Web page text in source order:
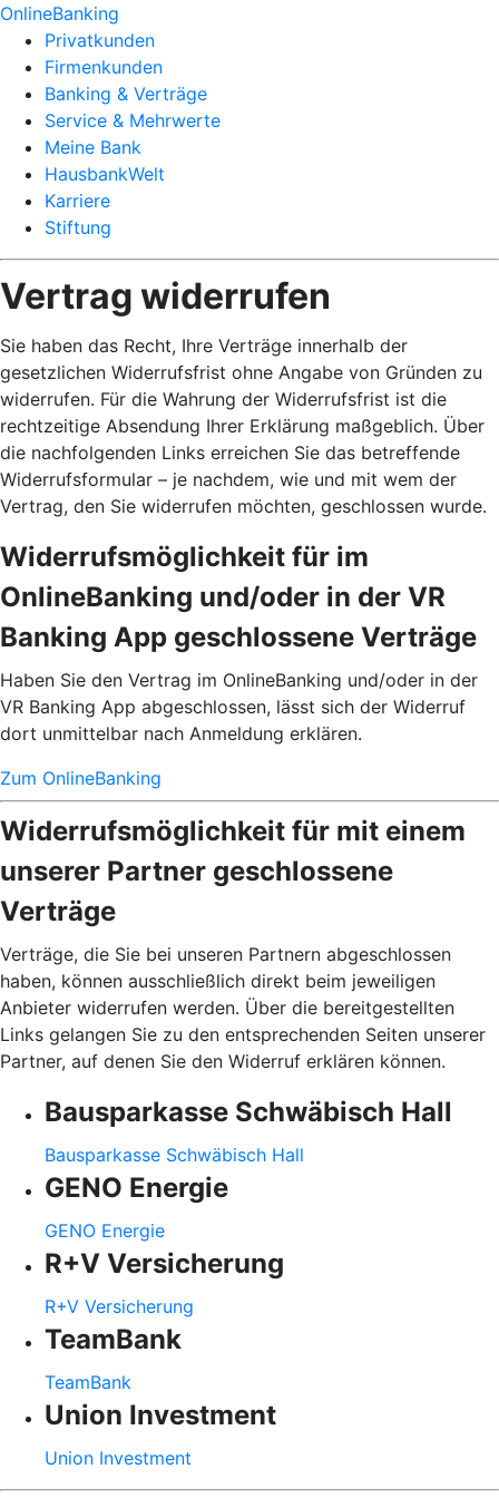
OnlineBanking
Privatkunden
Firmenkunden
Banking & Verträge
Service & Mehrwerte
Meine Bank
HausbankWelt
Karriere
Stiftung
Vertrag widerrufen
Sie haben das Recht, Ihre Verträge innerhalb der
gesetzlichen Widerrufsfrist ohne Angabe von Gründen zu
widerrufen. Für die Wahrung der Widerrufsfrist ist die
rechtzeitige Absendung Ihrer Erklärung maßgeblich. Über
die nachfolgenden Links erreichen Sie das betreffende
Widerrufsformular – je nachdem, wie und mit wem der
Vertrag, den Sie widerrufen möchten, geschlossen wurde.
Widerrufsmöglichkeit für im
OnlineBanking und/oder in der VR
Banking App geschlossene Verträge
Haben Sie den Vertrag im OnlineBanking und/oder in der
VR Banking App abgeschlossen, lässt sich der Widerruf
dort unmittelbar nach Anmeldung erklären.
Zum OnlineBanking
Widerrufsmöglichkeit für mit einem
unserer Partner geschlossene
Verträge
Verträge, die Sie bei unseren Partnern abgeschlossen
haben, können ausschließlich direkt beim jeweiligen
Anbieter widerrufen werden. Über die bereitgestellten
Links gelangen Sie zu den entsprechenden Seiten unserer
Partner, auf denen Sie den Widerruf erklären können.
Bausparkasse Schwäbisch Hall
Bausparkasse Schwäbisch Hall
GENO Energie
GENO Energie
R+V Versicherung
R+V Versicherung
TeamBank
TeamBank
Union Investment
Union Investment